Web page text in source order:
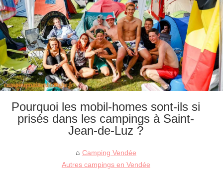
Pourquoi les mobil-homes sont-ils si
prisés dans les campings à Saint-
Jean-de-Luz ?
Camping Vendée
Autres campings en Vendée